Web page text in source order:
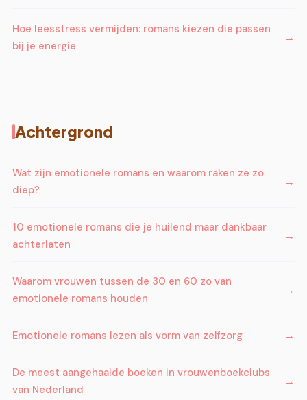
Hoe leesstress vermijden: romans kiezen die passen
bij je energie
Achtergrond
Wat zijn emotionele romans en waarom raken ze zo
diep?
10 emotionele romans die je huilend maar dankbaar
achterlaten
Waarom vrouwen tussen de 30 en 60 zo van
emotionele romans houden
Emotionele romans lezen als vorm van zelfzorg
De meest aangehaalde boeken in vrouwenboekclubs
van Nederland